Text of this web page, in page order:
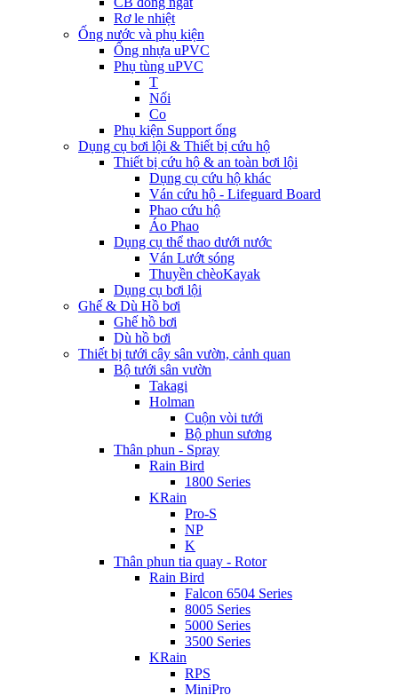
Rơ le nhiệt
Ống nước và phụ kiện
Ống nhựa uPVC
Phụ tùng uPVC
T
Nối
Co
Phụ kiện Support ống
Dụng cụ bơi lội & Thiết bị cứu hộ
Thiết bị cứu hộ & an toàn bơi lội
Dụng cụ cứu hộ khác
Ván cứu hộ - Lifeguard Board
Phao cứu hộ
Áo Phao
Dụng cụ thể thao dưới nước
Ván Lướt sóng
Thuyền chèoKayak
Dụng cụ bơi lội
Ghế & Dù Hồ bơi
Ghế hồ bơi
Dù hồ bơi
Thiết bị tưới cây sân vườn, cảnh quan
Bộ tưới sân vườn
Takagi
Holman
Cuộn vòi tưới
Bộ phun sương
Thân phun - Spray
Rain Bird
1800 Series
KRain
Pro-S
NP
K
Thân phun tia quay - Rotor
Rain Bird
Falcon 6504 Series
8005 Series
5000 Series
3500 Series
KRain
RPS
MiniPro